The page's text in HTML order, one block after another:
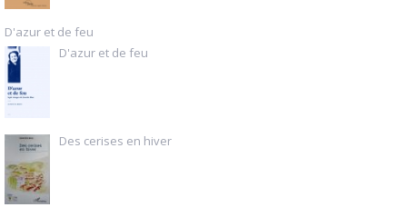
D'azur et de feu
D'azur et de feu
Des cerises en hiver